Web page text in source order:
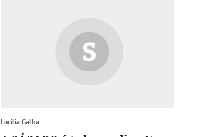
Lucília Galha